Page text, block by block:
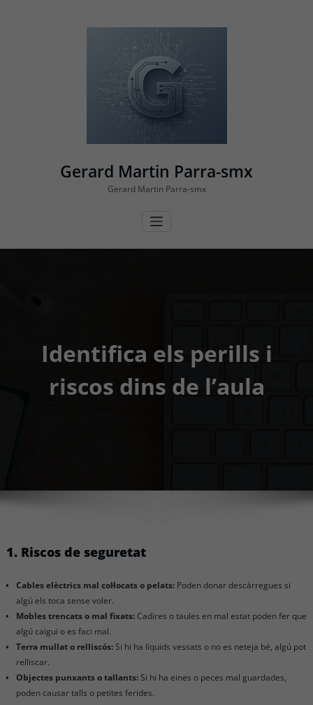
Gerard Martin Parra-smx
Gerard Martin Parra-smx
Identifica els perills i
riscos dins de l’aula
1. Riscos de seguretat
Cables elèctrics mal col·locats o pelats:Poden donar descàrregues si
algú els toca sense voler.
Mobles trencats o mal fixats:Cadires o taules en mal estat poden fer que
algú caigui o es faci mal.
Terra mullat o relliscós:Si hi ha líquids vessats o no es neteja bé, algú pot
relliscar.
Objectes punxants o tallants:Si hi ha eines o peces mal guardades,
poden causar talls o petites ferides.